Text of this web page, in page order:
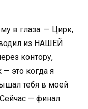
в глаза. — Цирк,
из НАШЕЙ
контору,
это когда я
тебя в моей
— финал.